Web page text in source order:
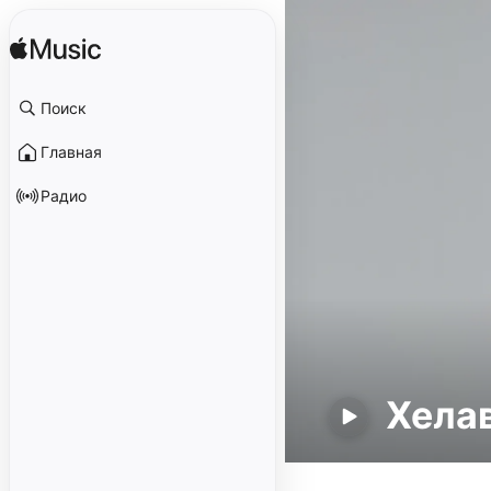
Поиск
Главная
Радио